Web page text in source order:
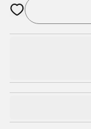
Öffnet ein Fenster